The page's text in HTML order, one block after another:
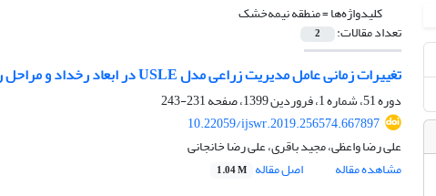
کلیدواژه‌ها =منطقه نیمه‌خشک
تعداد مقالات: 2
تغییرات زمانی عامل مدیریت زراعی مدل USLE در ابعاد رخداد و مراحل رشد در گندم دیم
دوره 51، شماره 1، فروردین 1399، صفحه
231-243
10.22059/ijswr.2019.256574.667897
علی رضا واعظی، مجید باقری، علی رضا خانجانی
مشاهده مقاله
اصل مقاله 1.04 M